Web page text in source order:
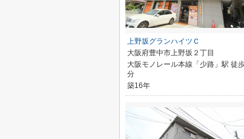
上野坂グランハイツＣ
大阪府豊中市上野坂２丁目
大阪モノレール本線「少路」駅 徒
分
築16年